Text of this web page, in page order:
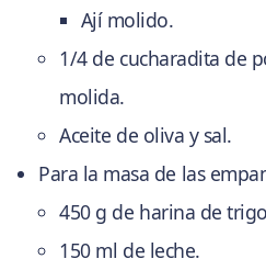
Ají molido.
1/4 de cucharadita de
molida.
Aceite de oliva y sal.
Para la masa de las
450 g de harina de
150 ml de leche.